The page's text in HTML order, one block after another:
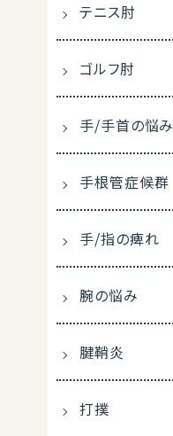
テニス肘
ゴルフ肘
手/手首の悩み
手根管症候群
手/指の痺れ
腕の悩み
腱鞘炎
打撲